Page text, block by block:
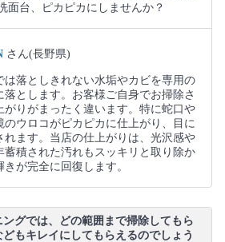
面台、ピカピカにしませんか？
さん(長野県)
は落としきれない水垢やカビを専用の
とします。お客様ご自身でお掃除さ
がりがまったく違います。特に蛇口や
ウロコがピカピカに仕上がり、目に
れます。当店の仕上がりは、光沢感や
蓄積された汚れもスッキリと取り除か
が完全に回復します。
グでは、どの範囲まで掃除してもら
どもキレイにしてもらえるのでしょう